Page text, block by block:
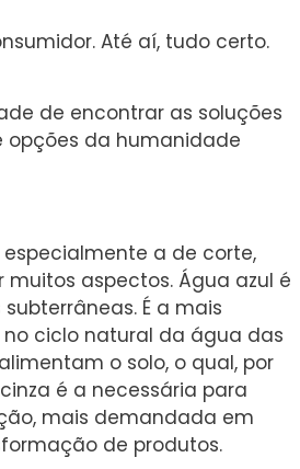
Até aí, tudo certo.
de encontrar as soluções
opções da humanidade
a de corte,
aspectos. Água azul é
É a mais
ciclo natural da água das
o solo, o qual, por
é a necessária para
mais demandada em
de produtos.